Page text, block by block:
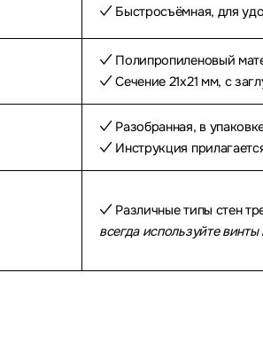
✓ Быстросъёмная, для
✓ Полипропиленовый
✓ Сечение 21х21 мм, с
✓ Разобранная, в
✓ Инструкция
✓ Различные типы стен
всегда используйте